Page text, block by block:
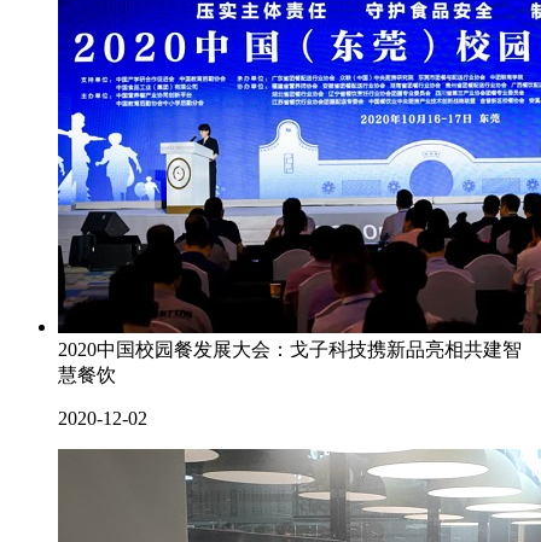
2020中国校园餐发展大会：戈子科技携新品亮相共建智
慧餐饮
2020-12-02